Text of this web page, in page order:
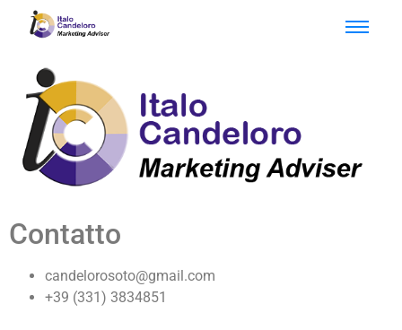
Contatto
candelorosoto@gmail.com
+39 (331) 3834851